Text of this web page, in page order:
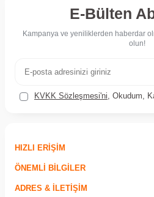
E-Bülten
Kampanya ve yeniliklerden haberdar
olun!
KVKK Sözleşmesi'ni, Okudum,
HIZLI ERIŞIM
ÖNEMLI BILGILER
ADRES & İLETIŞIM